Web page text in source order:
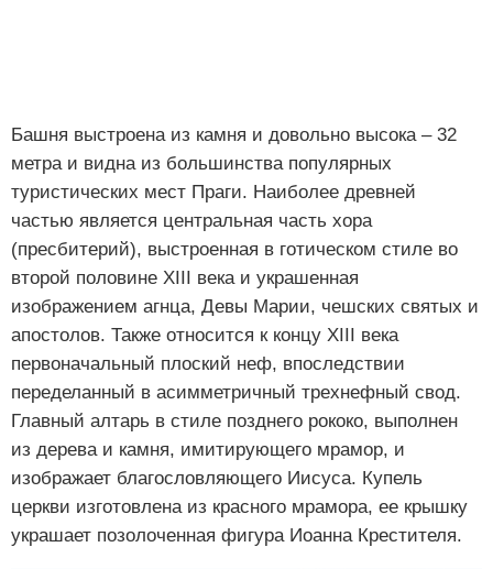
Башня выстроена из камня и довольно высока – 32
метра и видна из большинства популярных
туристических мест Праги. Наиболее древней
частью является центральная часть хора
(пресбитерий), выстроенная в готическом стиле во
второй половине XIII века и украшенная
изображением агнца, Девы Марии, чешских святых и
апостолов. Также относится к концу XIII века
первоначальный плоский неф, впоследствии
переделанный в асимметричный трехнефный свод.
Главный алтарь в стиле позднего рококо, выполнен
из дерева и камня, имитирующего мрамор, и
изображает благословляющего Иисуса. Купель
церкви изготовлена из красного мрамора, ее крышку
украшает позолоченная фигура Иоанна Крестителя.